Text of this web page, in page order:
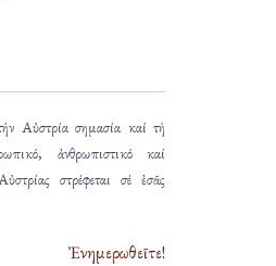
Αὐστρία σημασία καί τή
ἀνθρωπιστικό καί
στρέφεται σέ ἐσᾶς
Ἐνημερωθεῖτε!